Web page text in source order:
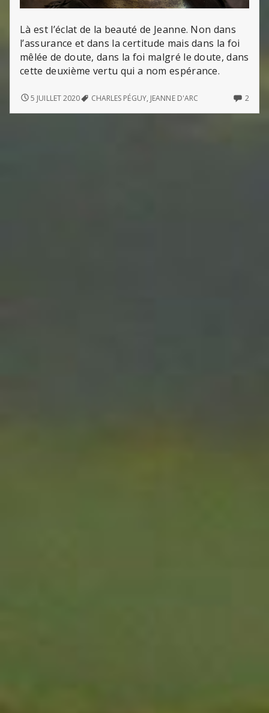
Là est l’éclat de la beauté de Jeanne. Non dans
l’assurance et dans la certitude mais dans la foi
mêlée de doute, dans la foi malgré le doute, dans
cette deuxième vertu qui a nom espérance.
JEANNE
5 JUILLET 2020 CHARLES PÉGUY, JEANNE D'ARC 2